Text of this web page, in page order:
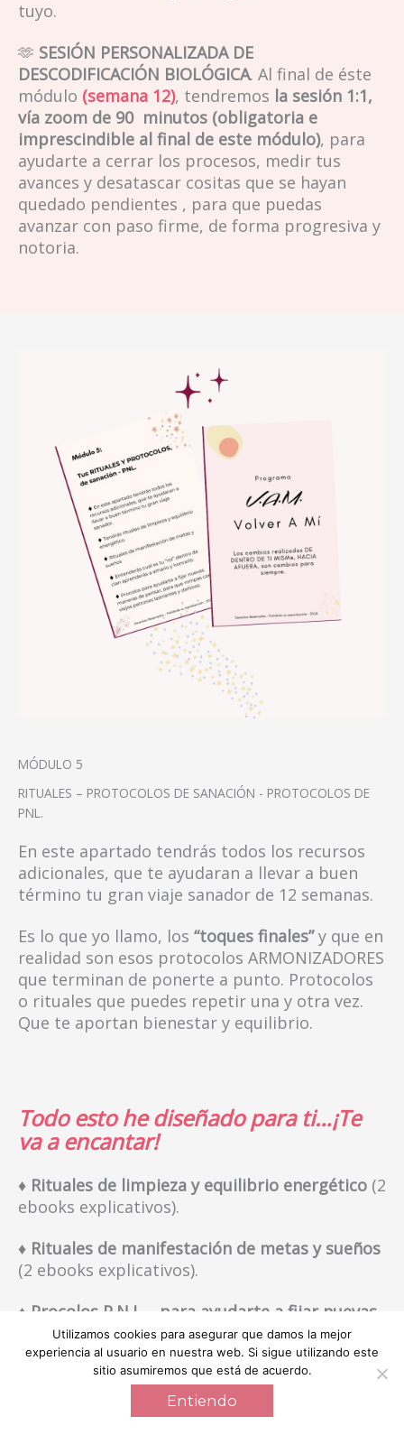
tuyo.
🫶 SESIÓN PERSONALIZADA DE
DESCODIFICACIÓN BIOLÓGICA. Al final de éste
módulo (semana 12), tendremos la sesión 1:1,
vía zoom de 90 minutos (obligatoria e
imprescindible al final de este módulo), para
ayudarte a cerrar los procesos, medir tus
avances y desatascar cositas que se hayan
quedado pendientes , para que puedas
avanzar con paso firme, de forma progresiva y
notoria.
MÓDULO 5
RITUALES – PROTOCOLOS DE SANACIÓN - PROTOCOLOS DE
PNL.
En este apartado tendrás todos los recursos
adicionales, que te ayudaran a llevar a buen
término tu gran viaje sanador de 12 semanas.
Es lo que yo llamo, los “toques finales”y que en
realidad son esos protocolos ARMONIZADORES
que terminan de ponerte a punto. Protocolos
o rituales que puedes repetir una y otra vez.
Que te aportan bienestar y equilibrio.
Todo esto he diseñado para ti…¡Te
va a encantar!
♦ Rituales de limpieza y equilibrio energético (2
ebooks explicativos).
♦ Rituales de manifestación de metas y sueños
(2 ebooks explicativos).
♦ Procolos P.N.L. - para ayudarte a fijar nuevas
maneras de pensar, para que rompas con
viejos patrones lastrantes y dañinos(3 ebooks
explicativo).
Utilizamos cookies para asegurar que damos la mejor
experiencia al usuario en nuestra web. Si sigue utilizando este
sitio asumiremos que está de acuerdo.
Entiendo